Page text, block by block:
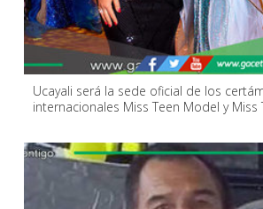
Ucayali será la sede oficial de los
internacionales Miss Teen Model y